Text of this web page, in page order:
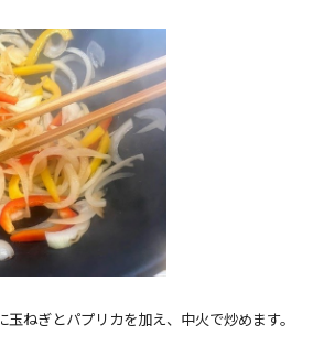
ねぎとパプリカを加え、中火で炒めます。